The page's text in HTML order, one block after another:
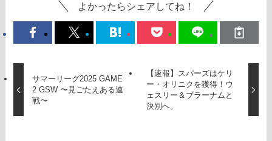
よかったらシェアしてね！
サマーリーグ2025 GAME
2 GSW 〜見ごたえある連
戦〜
【速報】スパーズはケリ
ー・オリニクを獲得！ウ
ェスリー＆ブラーナムと
決別へ。